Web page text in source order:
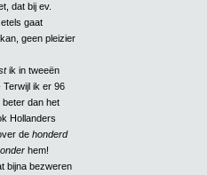
dat bij ev.
gaat
geen pleizier
ik in tweeën
ik er 96
dan het
Hollanders
de honderd
hem!
bijna bezweren